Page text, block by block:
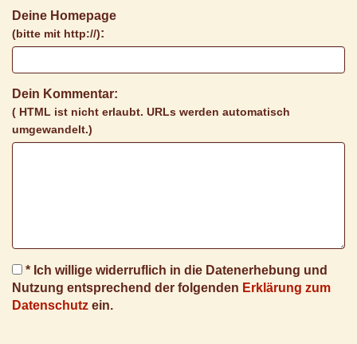
Deine Homepage
(bitte mit http://):
Dein Kommentar:
( HTML ist nicht erlaubt. URLs werden automatisch
umgewandelt.)
* Ich willige widerruflich in die Datenerhebung und
Nutzung entsprechend der folgenden Erklärung zum
Datenschutz ein.